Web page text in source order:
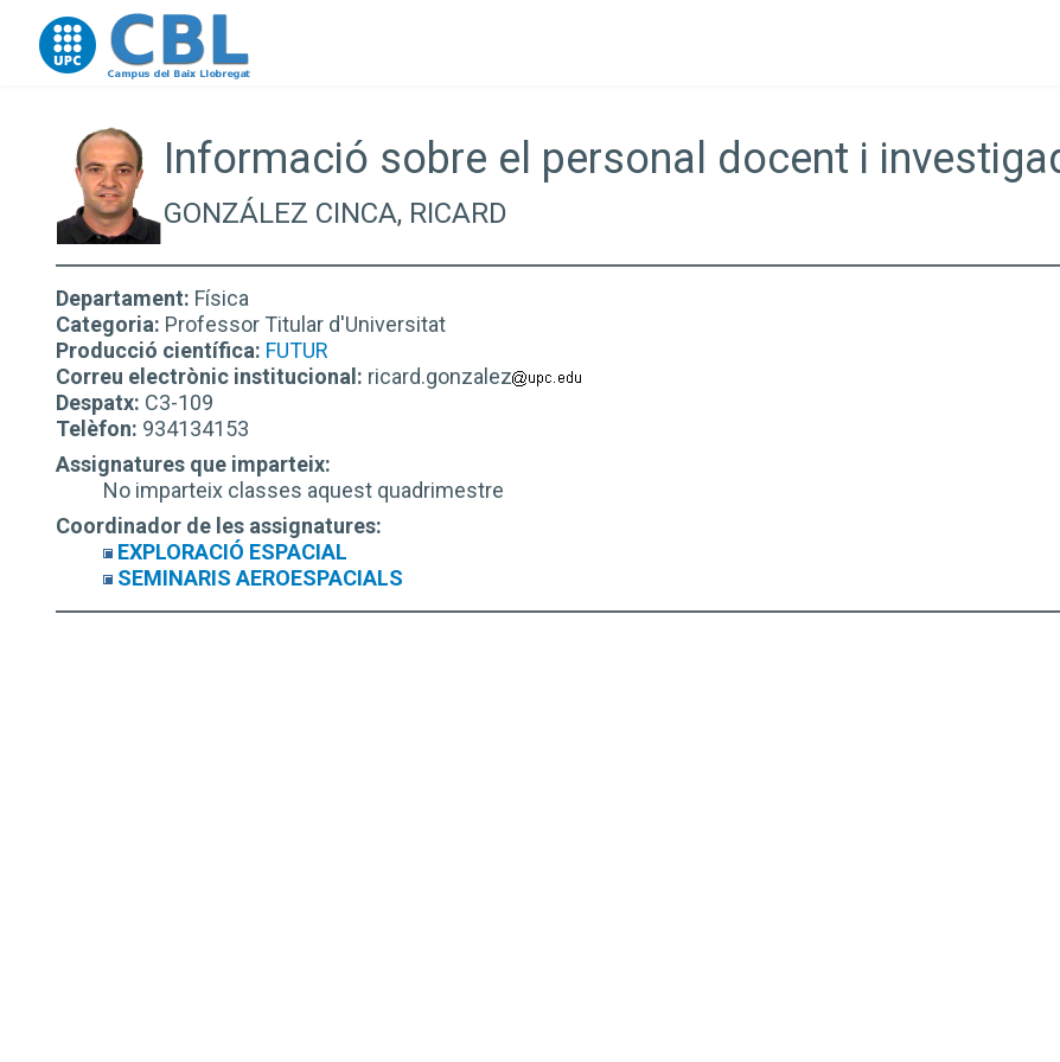
Go to upc.edu
Informació sobre el personal docent i
GONZÁLEZ CINCA, RICARD
Departament: Física
Categoria: Professor Titular d'Universitat
Producció científica: FUTUR
Correu electrònic institucional: ricard.gonzalez
Despatx: C3-109
Telèfon: 934134153
Assignatures que imparteix:
No imparteix classes aquest quadrimestre
Coordinador de les assignatures:
EXPLORACIÓ ESPACIAL
SEMINARIS AEROESPACIALS